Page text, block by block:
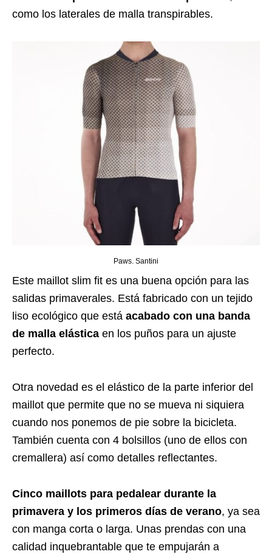
como los laterales de malla transpirables.
Paws. Santini
Este maillot slim fit es una buena opción para las
salidas primaverales. Está fabricado con un tejido
liso ecológico que está acabado con una banda
de malla elástica en los puños para un ajuste
perfecto.
Otra novedad es el elástico de la parte inferior del
maillot que permite que no se mueva ni siquiera
cuando nos ponemos de pie sobre la bicicleta.
También cuenta con 4 bolsillos (uno de ellos con
cremallera) así como detalles reflectantes.
Cinco maillots para pedalear durante la
primavera y los primeros días de verano, ya sea
con manga corta o larga. Unas prendas con una
calidad inquebrantable que te empujarán a